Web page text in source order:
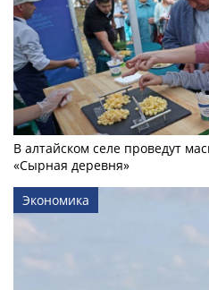
В алтайском селе проведут
«Сырная деревня»
Экономика